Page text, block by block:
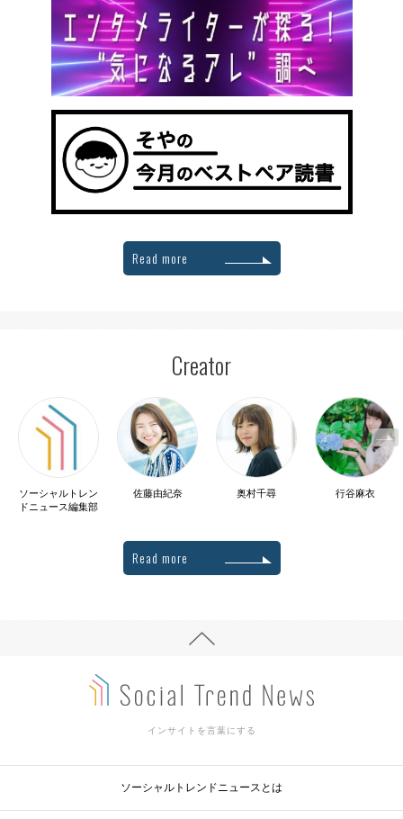
Read more
Creator
ソーシャルトレン
ドニュース編集部
佐藤由紀奈 奥村千尋 行谷麻衣
Read more
インサイトを言葉にする
ソーシャルトレンドニュースとは